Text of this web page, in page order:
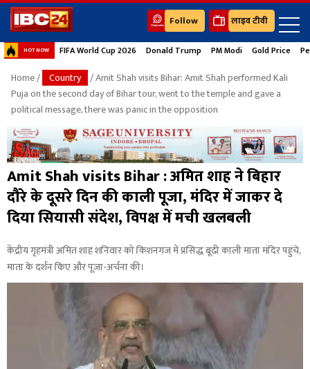
Follow लाइव टीवी
HOT NOW FIFA World Cup 2026 Donald Trump PM Modi Gold Price
Home/ Country / Amit Shah visits Bihar: Amit Shah performed Kali
Puja on the second day of Bihar tour, went to the temple and gave a
political message, there was panic in the opposition
Amit Shah visits Bihar : अमित शाह ने बिहार
दौरे के दूसरे दिन की काली पूजा, मंदिर में जाकर दे
दिया सियासी संदेश, विपक्ष में मची खलबली
केंद्रीय गृहमंत्री अमित शाह शनिवार को किशनगंज में प्रसिद्ध बूढी काली माता मंदिर पहुंचे,
माता के दर्शन किए और पूजा-अर्चना की।